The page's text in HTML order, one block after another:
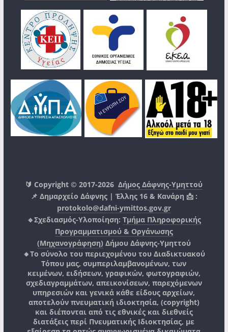
🔰 Copyright © 2017-2026Δήμος Δάφνης-Υμηττού
📌 Δημαρχείο Δάφνης | Έλλης 16 & Κανάρη 📩 :
protokolo@dafni-ymittos.gov.gr
🔹Σχεδιασμός-Υλοποίηση: Τμήμα Πληροφορικής
Προγραμματισμού & Οργάνωσης
(Μηχανογράφηση) Δήμου Δάφνης-Υμηττού
🔸Το σύνολο του περιεχομένου του Διαδικτυακού
Τόπου μας, συμπεριλαμβανομένων, των
κειμένων, ειδήσεων, γραφικών, φωτογραφιών,
σχεδιαγραμμάτων, απεικονίσεων, παρεχόμενων
υπηρεσιών και γενικά κάθε είδους αρχείων,
αποτελούν πνευματική ιδιοκτησία, (copyright)
και διέπονται από τις εθνικές και διεθνείς
διατάξεις περί Πνευματικής Ιδιοκτησίας, με